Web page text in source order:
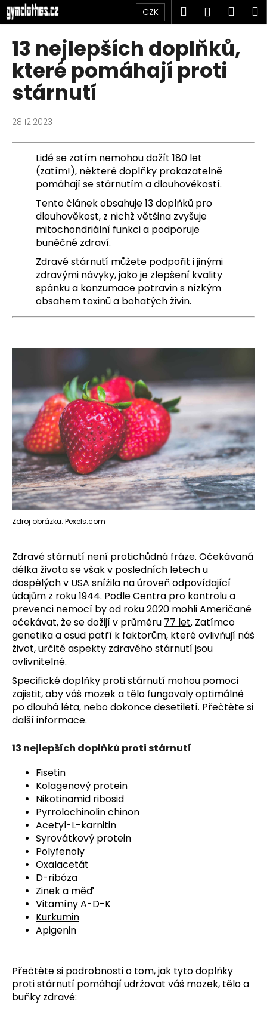
Přejít
na
obsah
CZK Hledat
13 nejlepších doplňků,
které pomáhají proti
stárnutí
28.12.2023
Lidé se zatím nemohou dožít 180 let
(zatím!), některé doplňky prokazatelně
pomáhají se stárnutím a dlouhověkostí.
Tento článek obsahuje 13 doplňků pro
dlouhověkost, z nichž většina zvyšuje
mitochondriální funkci a podporuje
buněčné zdraví.
Zdravé stárnutí můžete podpořit i jinými
zdravými návyky, jako je zlepšení kvality
spánku a konzumace potravin s nízkým
obsahem toxinů a bohatých živin.
Zdroj obrázku: Pexels.com
Zdravé stárnutí není protichůdná fráze. Očekávaná
délka života se však v posledních letech u
dospělých v USA snížila na úroveň odpovídající
údajům z roku 1944. Podle Centra pro kontrolu a
prevenci nemocí by od roku 2020 mohli Američané
očekávat, že se dožijí v průměru 77 let. Zatímco
genetika a osud patří k faktorům, které ovlivňují náš
život, určité aspekty zdravého stárnutí jsou
ovlivnitelné.
Specifické doplňky proti stárnutí mohou pomoci
zajistit, aby váš mozek a tělo fungovaly optimálně
po dlouhá léta, nebo dokonce desetiletí. Přečtěte si
další informace.
13 nejlepších doplňků proti stárnutí
Fisetin
Kolagenový protein
Nikotinamid ribosid
Pyrrolochinolin chinon
Acetyl-L-karnitin
Syrovátkový protein
Polyfenoly
Oxalacetát
D-ribóza
Zinek a měď
Vitamíny A-D-K
Kurkumin
Apigenin
Přečtěte si podrobnosti o tom, jak tyto doplňky
proti stárnutí pomáhají udržovat váš mozek, tělo a
buňky zdravé:
K
o
C
o
p
t
ř
í
?
HLEDAT
D
o
p
o
r
u
u
j
e
m
e